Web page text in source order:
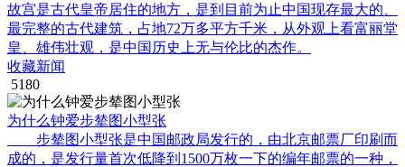
故宫是古代皇帝居住的地方，是到目前为止中国现存最大的、
最完整的古代建筑，占地72万多平方千米，从外观上看富丽堂
皇、雄伟壮观，是中国历史上无与伦比的杰作。
收藏新闻
5180
为什么钟爱步辇图小型张
步辇图小型张是中国邮政局发行的，由北京邮票厂印刷而
成的，是发行量首次低降到1500万枚一下的编年邮票的一种，